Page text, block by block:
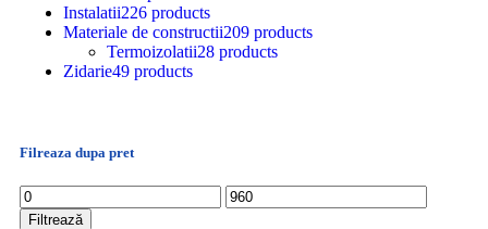
Instalatii226 products
Materiale de constructii209 products
Termoizolatii28 products
Zidarie49 products
Filreaza dupa pret
Filtrează